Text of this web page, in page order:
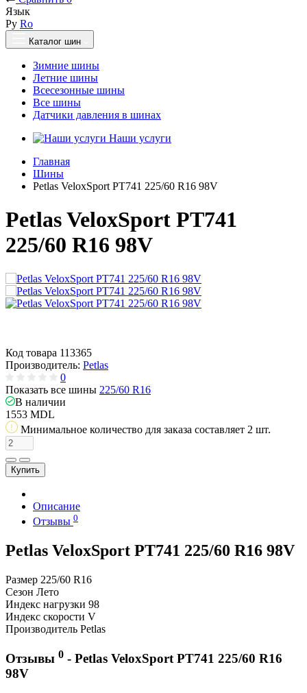
Язык
Ру Ro
Каталог шин
Зимние шины
Летние шины
Всесезонные шины
Все шины
Датчики давления в шинах
Наши услуги
Главная
Шины
Petlas VeloxSport PT741 225/60 R16 98V
Petlas VeloxSport PT741
225/60 R16 98V
Код товара 113365
Производитель: Petlas
0
Показать все шины 225/60 R16
В наличии
1553 MDL
Минимальное количество для заказа составляет 2 шт.
Купить
Описание
Отзывы 0
Petlas VeloxSport PT741 225/60 R16 98V
Размер 225/60 R16
Сезон Лето
Индекс нагрузки 98
Индекс скорости V
Производитель Petlas
Отзывы 0 - Petlas VeloxSport PT741 225/60 R16
98V